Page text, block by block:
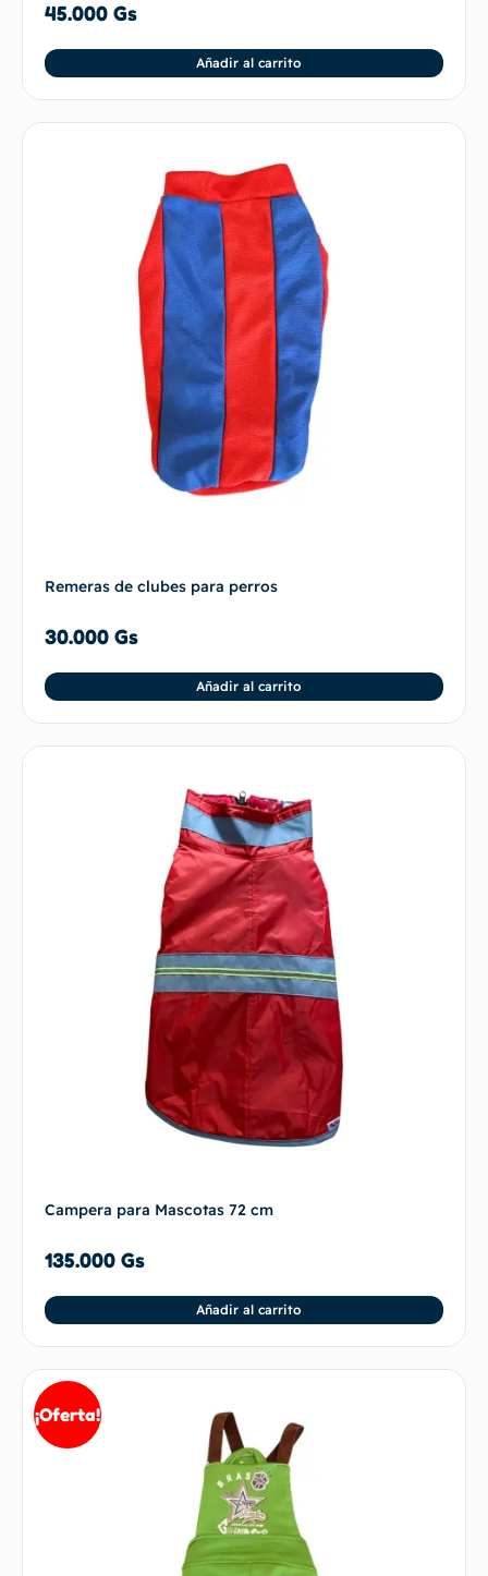
45.000 Gs
Añadir al carrito
Remeras de clubes para perros
30.000 Gs
Añadir al carrito
Campera para Mascotas 72 cm
135.000 Gs
Añadir al carrito
¡Oferta!